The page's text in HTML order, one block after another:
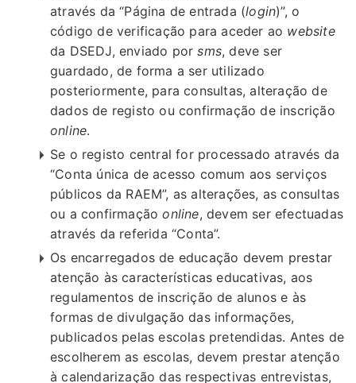
através da “Página de entrada (login)”, o
código de verificação para aceder ao website
da DSEDJ, enviado porsms, deve ser
guardado, de forma a ser utilizado
posteriormente, para consultas, alteração de
dados de registo ou confirmação de inscrição
online.
Se o registo central for processado através da
“Conta única de acesso comum aos serviços
públicos da RAEM”, as alterações, as consultas
ou a confirmaçãoonline, devem ser efectuadas
através da referida “Conta”.
Os encarregados de educação devem prestar
atenção às características educativas, aos
regulamentos de inscrição de alunos e às
formas de divulgação das informações,
publicados pelas escolas pretendidas. Antes de
escolherem as escolas, devem prestar atenção
à calendarização das respectivas entrevistas,